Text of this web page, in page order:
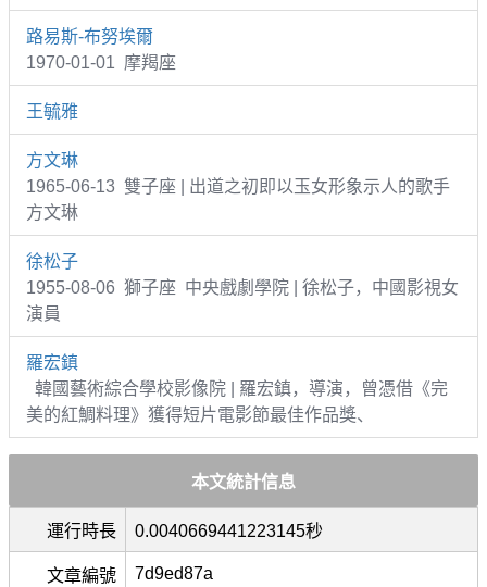
路易斯-布努埃爾
1970-01-01 摩羯座
王毓雅
方文琳
1965-06-13 雙子座 | 出道之初即以玉女形象示人的歌手
方文琳
徐松子
1955-08-06 獅子座 中央戲劇學院 | 徐松子，中國影視女
演員
羅宏鎮
韓國藝術綜合學校影像院 | 羅宏鎮，導演，曾憑借《完
美的紅鯛料理》獲得短片電影節最佳作品獎、
本文統計信息
運行時長 0.0040669441223145秒
文章編號 7d9ed87a